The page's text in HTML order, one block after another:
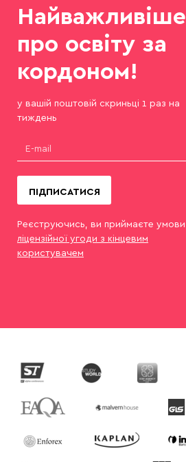
Найважливіше
про освіту за
кордоном!
у вашій поштовій скриньці 1 раз на
тиждень
ПІДПИСАТИСЯ
Реєструючись, ви приймаєте умови
ліцензійної угоди з кінцевим
користувачем